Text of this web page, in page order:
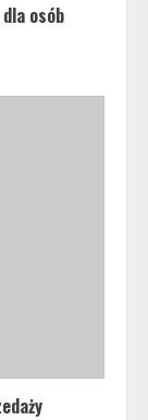
osób